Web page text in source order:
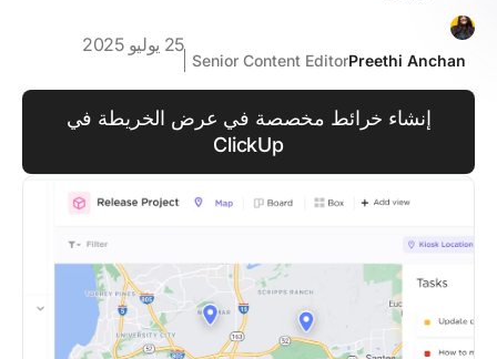
Preethi Anchan
Senior Content Editor
25 يوليو 2025
إنشاء خرائط مخصصة في عرض الخريطة في
ClickUp